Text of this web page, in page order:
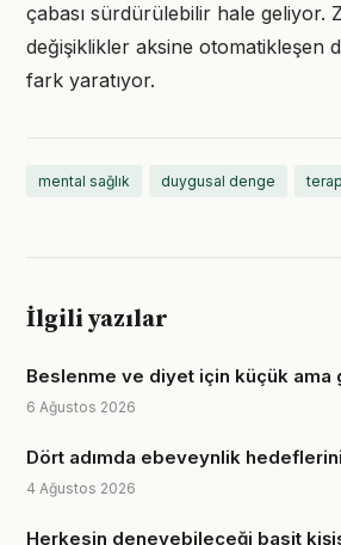
çabası sürdürülebilir hale geliyor.
değişiklikler aksine otomatikleşen
fark yaratıyor.
mental sağlık duygusal denge
İlgili yazılar
Beslenme ve diyet için küçük ama
6 Ağustos 2026
Dört adımda ebeveynlik
4 Ağustos 2026
Herkesin deneyebileceği basit